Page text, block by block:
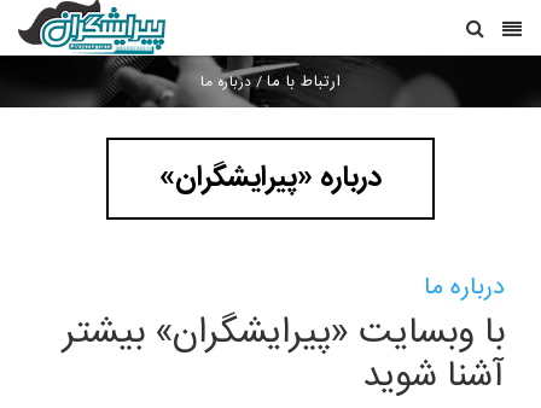
ارتباط با ما/درباره ما
درباره «پیرایشگران»
درباره ما
با وبسایت «پیرایشگران» بیشتر
آشنا شوید